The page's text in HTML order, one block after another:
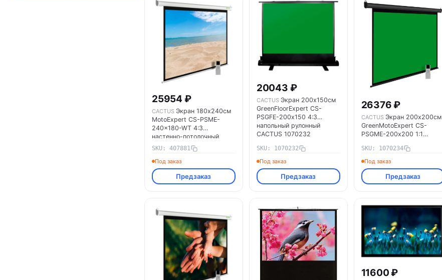
25954 ₽
CACTUS Экран 180х240см
MotoExpert CS-PSME-
240x180-WT 4:3
настенно-потолочный
рулонный бел.
(моторизованный привод)
CACTUS 407881
SKU: 407881
Под заказ
Предзаказ
20043 ₽
CACTUS Экран 200х150см
GreenFloorExpert CS-
PSGFE-200х150 4:3
напольный рулонный
CACTUS 1070232
SKU: 1070232
Под заказ
Предзаказ
26376 ₽
CACTUS Экран 200х200см
GreenMotoExpert CS-
PSGME-200х200 1:1
рулонный CACTUS
1070234
SKU: 1070234
Под заказ
Предзаказ
11600 ₽